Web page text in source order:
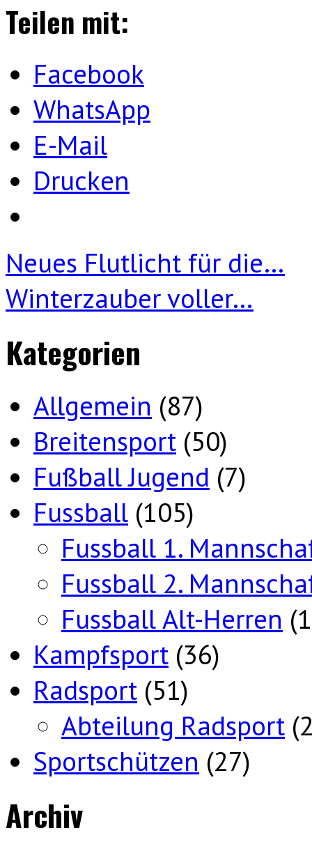
Teilen mit:
Facebook
WhatsApp
E-Mail
Drucken
Neues Flutlicht für die…
Winterzauber voller…
Kategorien
Allgemein (87)
Breitensport (50)
Fußball Jugend (7)
Fussball (105)
Fussball 1.
Fussball 2.
Fussball Alt-Herren
Kampfsport (36)
Radsport (51)
Abteilung Radsport
Sportschützen (27)
Archiv